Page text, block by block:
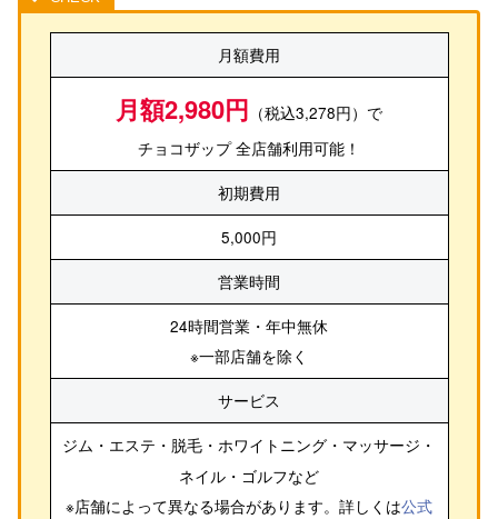
月額費用
月額2,980円 （税込3,278円）で
チョコザップ 全店舗利用可能！
初期費用
5,000円
営業時間
24時間営業・年中無休
※一部店舗を除く
サービス
ジム・エステ・脱毛・ホワイトニング・マッサージ・
ネイル・ゴルフなど
※店舗によって異なる場合があります。詳しくは公式